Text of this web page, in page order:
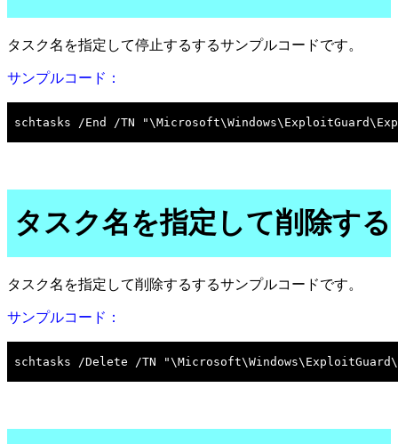
タスク名を指定して停止するするサンプルコードです。
サンプルコード：
タスク名を指定して削除する
タスク名を指定して削除するするサンプルコードです。
サンプルコード：